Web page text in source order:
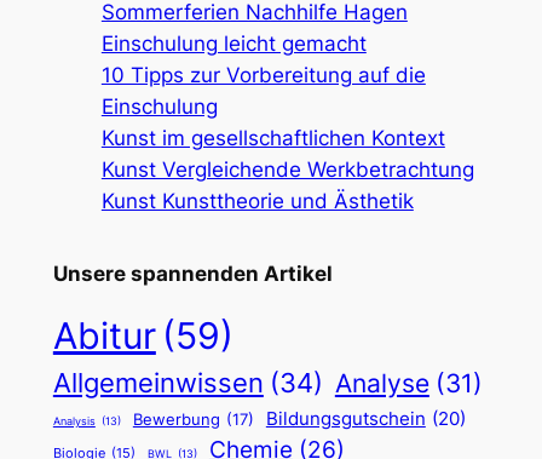
Sommerferien Nachhilfe Hagen
Einschulung leicht gemacht
10 Tipps zur Vorbereitung auf die
Einschulung
Kunst im gesellschaftlichen Kontext
Kunst Vergleichende Werkbetrachtung
Kunst Kunsttheorie und Ästhetik
Unsere spannenden Artikel
Abitur (59)
Allgemeinwissen (34) Analyse (31)
Analysis (13) Bewerbung (17) Bildungsgutschein (20)
Biologie (15) BWL (13) Chemie (26)